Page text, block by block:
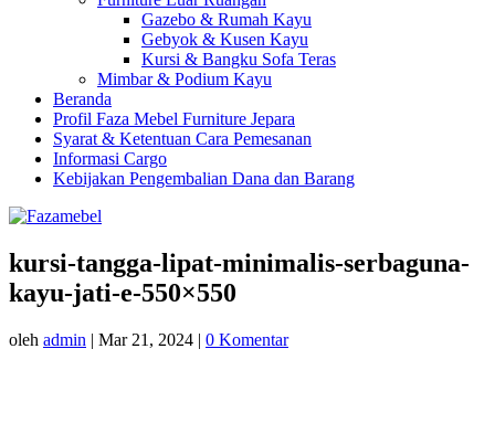
Gazebo & Rumah Kayu
Gebyok & Kusen Kayu
Kursi & Bangku Sofa Teras
Mimbar & Podium Kayu
Beranda
Profil Faza Mebel Furniture Jepara
Syarat & Ketentuan Cara Pemesanan
Informasi Cargo
Kebijakan Pengembalian Dana dan Barang
kursi-tangga-lipat-minimalis-serbaguna-
kayu-jati-e-550×550
oleh admin | Mar 21, 2024 | 0 Komentar